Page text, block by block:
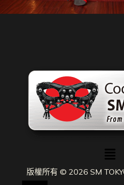
版權所有 © 2026 SM
選
單